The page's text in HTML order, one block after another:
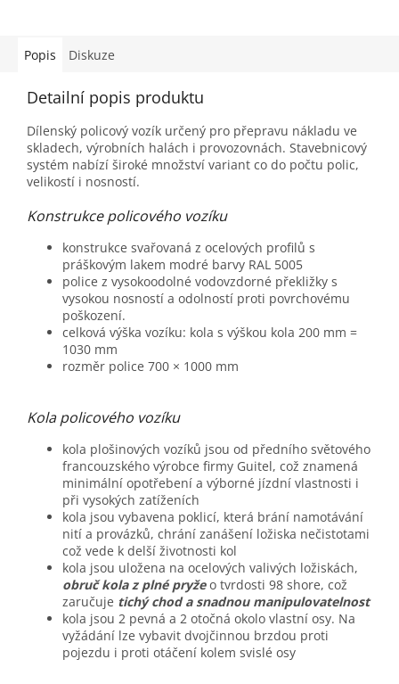
Popis Diskuze
Detailní popis produktu
Dílenský policový vozík určený pro přepravu nákladu ve
skladech, výrobních halách i provozovnách. Stavebnicový
systém nabízí široké množství variant co do počtu polic,
velikostí i nosností.
Konstrukce policového vozíku
konstrukce svařovaná z ocelových profilů s
práškovým lakem modré barvy RAL 5005
police z vysokoodolné vodovzdorné překližky s
vysokou nosností a odolností proti povrchovému
poškození.
celková výška vozíku: kola s výškou kola 200 mm =
1030 mm
rozměr police 700 × 1000 mm
Kola policového vozíku
kola plošinových vozíků jsou od předního světového
francouzského výrobce firmy Guitel, což znamená
minimální opotřebení a výborné jízdní vlastnosti i
při vysokých zatíženích
kola jsou vybavena poklicí, která brání namotávání
nití a provázků, chrání zanášení ložiska nečistotami
což vede k delší životnosti kol
kola jsou uložena na ocelových valivých ložiskách,
obruč kola z plné pryžeo tvrdosti 98 shore, což
zaručuje tichý chod a snadnou manipulovatelnost
kola jsou 2 pevná a 2 otočná okolo vlastní osy. Na
vyžádání lze vybavit dvojčinnou brzdou proti
pojezdu i proti otáčení kolem svislé osy